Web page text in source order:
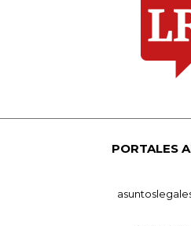
PORTALES